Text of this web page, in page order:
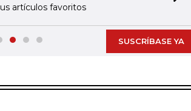
artículos favoritos
SUSCRÍBASE YA